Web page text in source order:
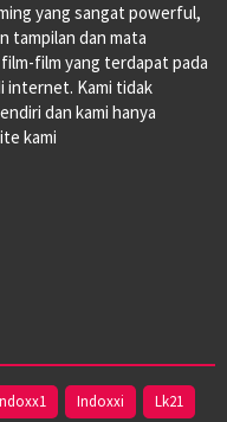
yang sangat powerful,
tampilan dan mata
film yang terdapat pada
internet. Kami tidak
dan kami hanya
kami
Indoxxi Lk21